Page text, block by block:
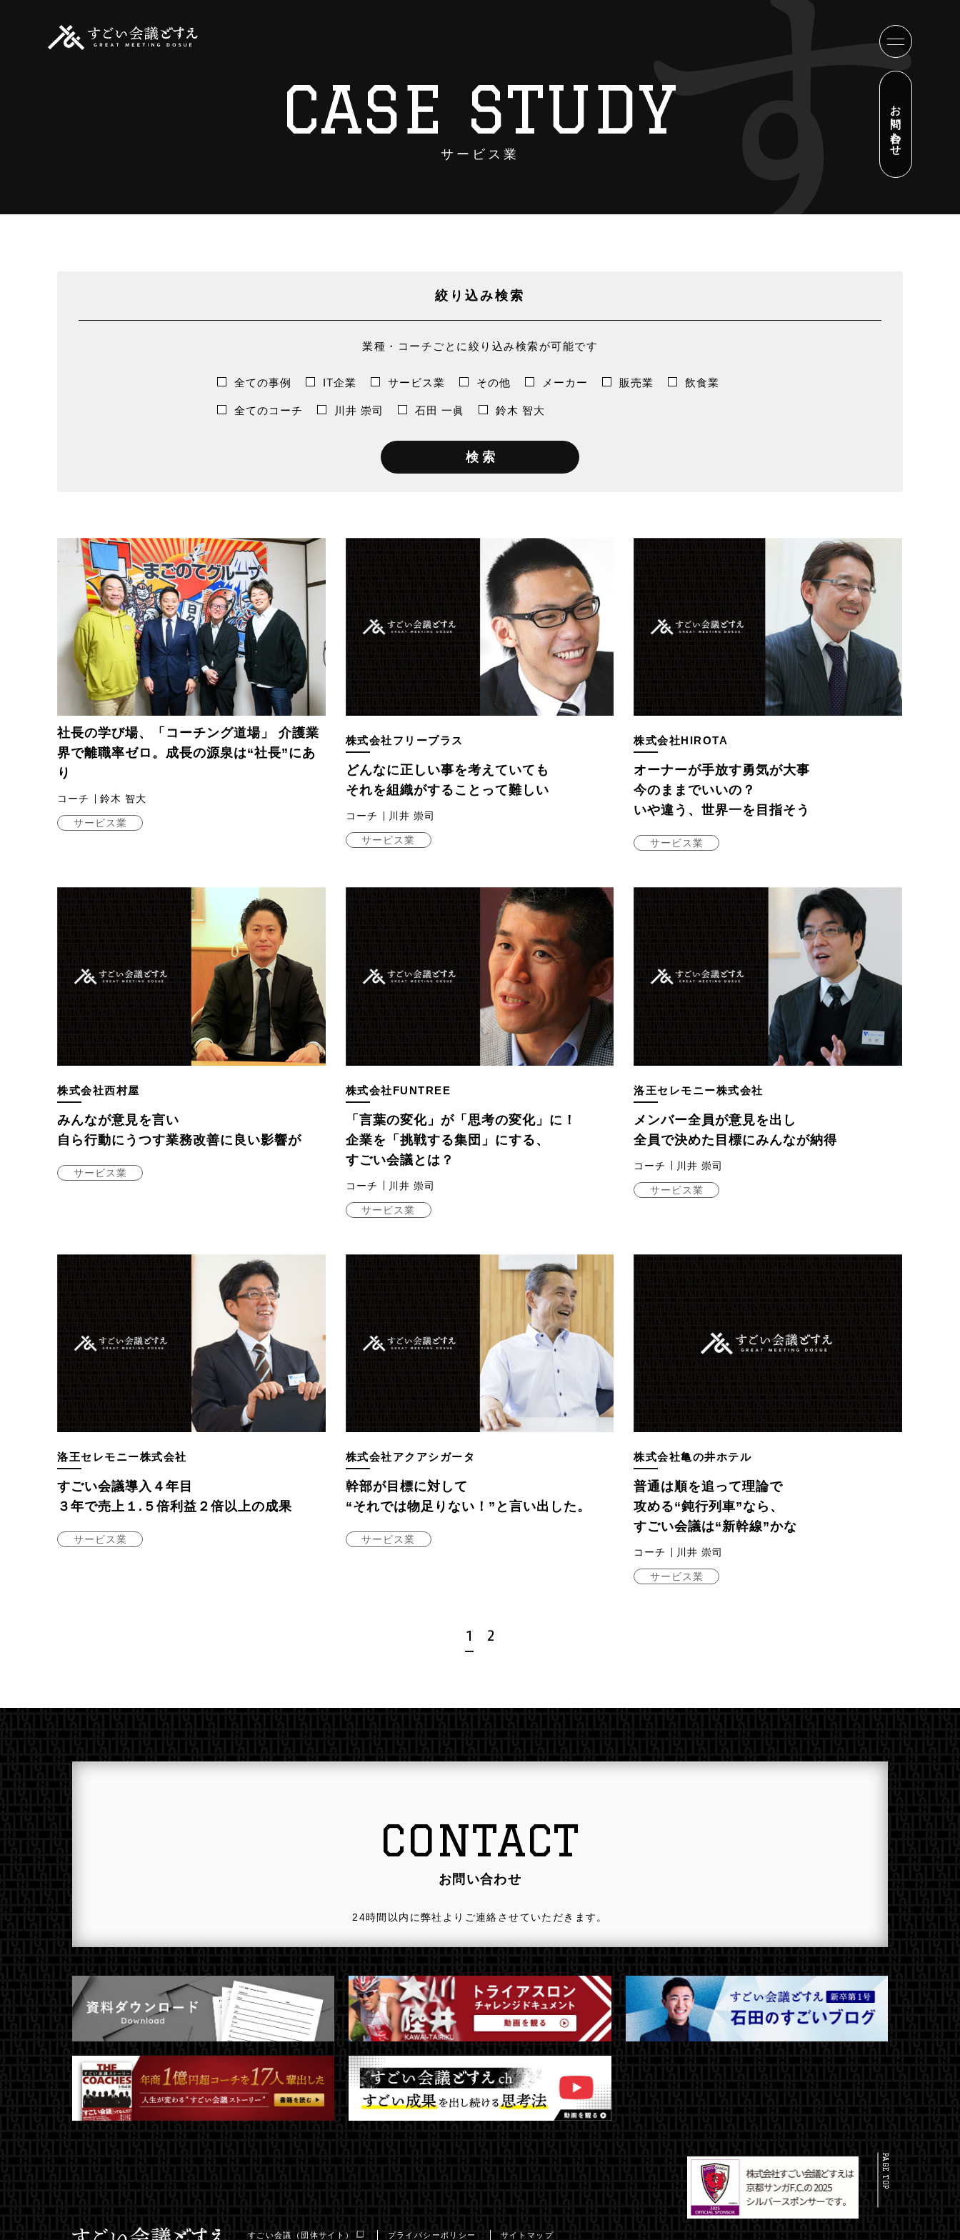
お問い合わせ
CASE STUDY
サービス業
絞り込み検索
業種・コーチごとに絞り込み検索が可能です
全ての事例 IT企業 サービス業 その他 メーカー 販売業 飲食業
全てのコーチ 川井 崇司 石田 一眞 鈴木 智大
検 索
社長の学び場、「コーチング道場」 介護業
界で離職率ゼロ。成長の源泉は“社長”にあ
り
コーチ 鈴木 智大
サービス業
株式会社フリープラス
どんなに正しい事を考えていても
それを組織がすることって難しい
コーチ 川井 崇司
サービス業
株式会社HIROTA
オーナーが手放す勇気が大事
今のままでいいの？
いや違う、世界一を目指そう
サービス業
株式会社西村屋
みんなが意見を言い
自ら行動にうつす業務改善に良い影響が
サービス業
株式会社FUNTREE
「言葉の変化」が「思考の変化」に！
企業を「挑戦する集団」にする、
すごい会議とは？
コーチ 川井 崇司
サービス業
洛王セレモニー株式会社
メンバー全員が意見を出し
全員で決めた目標にみんなが納得
コーチ 川井 崇司
サービス業
洛王セレモニー株式会社
すごい会議導入４年目
３年で売上１.５倍利益２倍以上の成果
サービス業
株式会社アクアシガータ
幹部が目標に対して
“それでは物足りない！”と言い出した。
サービス業
株式会社亀の井ホテル
普通は順を追って理論で
攻める“鈍行列車”なら、
すごい会議は“新幹線”かな
コーチ 川井 崇司
サービス業
1 2
CONTACT
お問い合わせ
24時間以内に弊社よりご連絡させていただきます。
PAGE TOP
すごい会議（団体サイト） プライバシーポリシー サイトマップ